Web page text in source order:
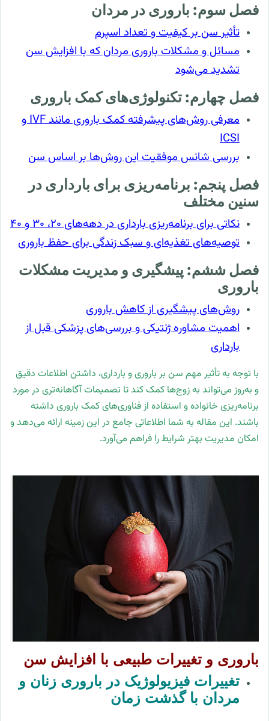
فصل سوم: باروری در مردان
تأثیر سن بر کیفیت و تعداد اسپرم
مسائل و مشکلات باروری مردان که با افزایش سن
تشدید می‌شود
فصل چهارم: تکنولوژی‌های کمک باروری
معرفی روش‌های پیشرفته کمک باروری مانند IVF و
ICSI
بررسی شانس موفقیت این روش‌ها بر اساس سن
فصل پنجم: برنامه‌ریزی برای بارداری در
سنین مختلف
نکاتی برای برنامه‌ریزی بارداری در دهه‌های ۲۰، ۳۰ و ۴۰
توصیه‌های تغذیه‌ای و سبک زندگی برای حفظ باروری
فصل ششم: پیشگیری و مدیریت مشکلات
باروری
روش‌های پیشگیری از کاهش باروری
اهمیت مشاوره ژنتیکی و بررسی‌های پزشکی قبل از
بارداری
با توجه به تأثیر مهم سن بر باروری و بارداری، داشتن اطلاعات دقیق
و به‌روز می‌تواند به زوج‌ها کمک کند تا تصمیمات آگاهانه‌تری در مورد
برنامه‌ریزی خانواده و استفاده از فناوری‌های کمک باروری داشته
باشند. این مقاله به شما اطلاعاتی جامع در این زمینه ارائه می‌دهد و
امکان مدیریت بهتر شرایط را فراهم می‌آورد.
باروری و تغییرات طبیعی با افزایش سن
تغییرات فیزیولوژیک در باروری زنان و
مردان با گذشت زمان